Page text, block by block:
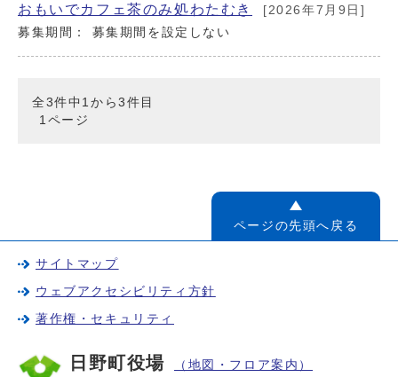
おもいでカフェ茶のみ処わたむき
[2026年7月9日]
募集期間： 募集期間を設定しない
全3件中1から3件目
1ページ
ページの先頭へ戻る
サイトマップ
ウェブアクセシビリティ方針
著作権・セキュリティ
日野町役場 （地図・フロア案内）